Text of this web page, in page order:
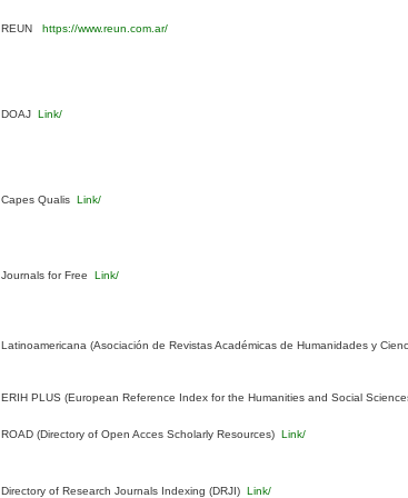
REUN https://www.reun.com.ar/
DOAJ Link/
Capes Qualis Link/
Journals for Free Link/
Latinoamericana (Asociación de Revistas Académicas de Humanidades y
ERIH PLUS (European Reference Index for the Humanities and Social
ROAD (Directory of Open Acces Scholarly Resources) Link/
Directory of Research Journals Indexing (DRJI) Link/